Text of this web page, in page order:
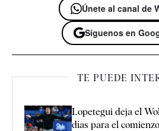
Únete al canal de
Síguenos en
TE PUEDE
Lopetegui deja el
días para el